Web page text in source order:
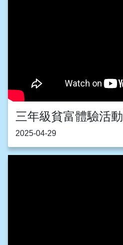
三年級貧富體驗活動
2025-04-29